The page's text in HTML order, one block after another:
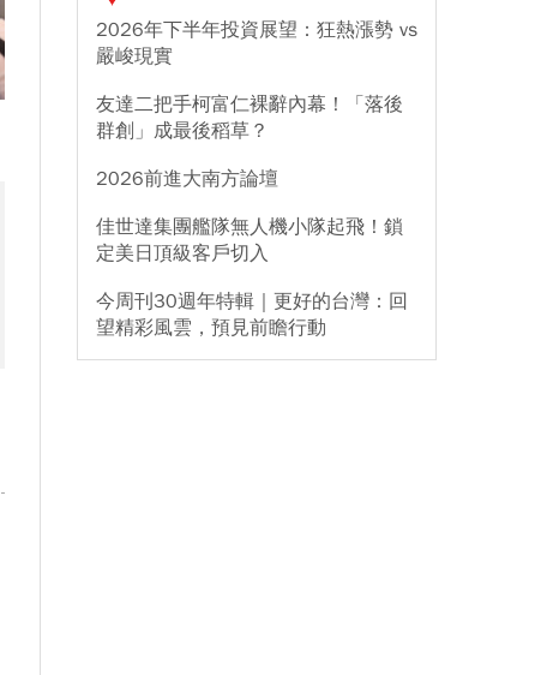
2026年下半年投資展望：狂熱漲勢 vs
嚴峻現實
友達二把手柯富仁裸辭內幕！「落後
群創」成最後稻草？
2026前進大南方論壇
佳世達集團艦隊無人機小隊起飛！鎖
定美日頂級客戶切入
今周刊30週年特輯｜更好的台灣：回
望精彩風雲，預見前瞻行動